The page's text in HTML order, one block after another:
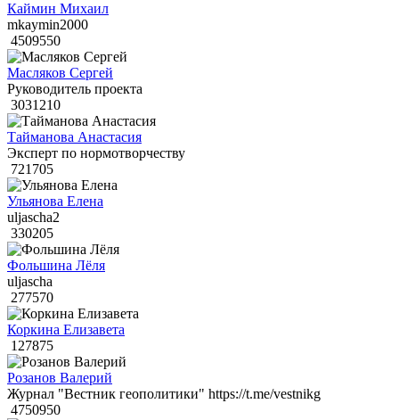
Каймин Михаил
mkaymin2000
4509550
Масляков Сергей
Руководитель проекта
3031210
Тайманова Анастасия
Эксперт по нормотворчеству
721705
Ульянова Елена
uljascha2
330205
Фольшина Лёля
uljascha
277570
Коркина Елизавета
127875
Розанов Валерий
Журнал "Вестник геополитики" https://t.me/vestnikg
4750950